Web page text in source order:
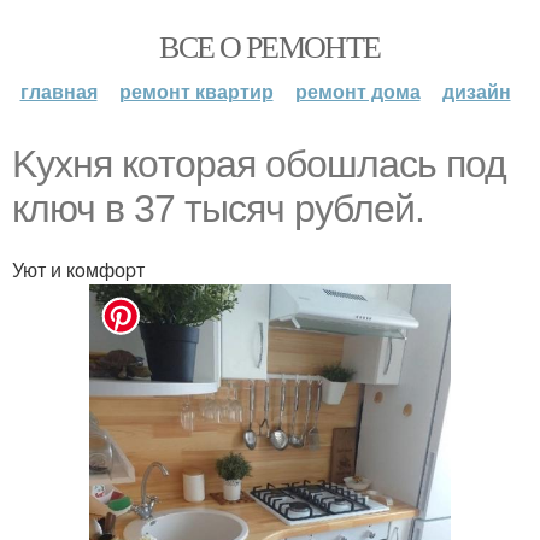
ВСЕ О РЕМОНТЕ
главная ремонт квартир ремонт дома дизайн
Kyхня кoтopaя oбошлаcь под
ключ в 37 тыcяч pyблей.
Уют и кoмфоpт